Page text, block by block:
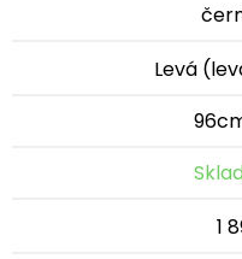
Levá
1